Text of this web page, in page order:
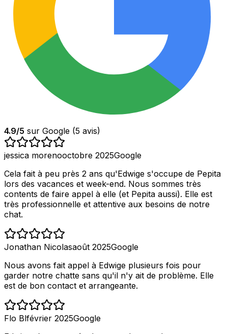
4.9/5 sur Google (5 avis)
jessica morenooctobre 2025Google
Cela fait à peu près 2 ans qu'Edwige s'occupe de Pepita
lors des vacances et week-end. Nous sommes très
contents de faire appel à elle (et Pepita aussi). Elle est
très professionnelle et attentive aux besoins de notre
chat.
Jonathan Nicolasaoût 2025Google
Nous avons fait appel à Edwige plusieurs fois pour
garder notre chatte sans qu'il n'y ait de problème. Elle
est de bon contact et arrangeante.
Flo Blfévrier 2025Google